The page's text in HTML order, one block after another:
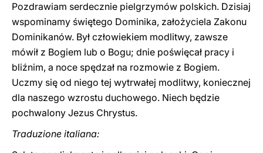
Pozdrawiam serdecznie pielgrzymów polskich. Dzisiaj
wspominamy świętego Dominika, założyciela Zakonu
Dominikanów. Był człowiekiem modlitwy, zawsze
mówił z Bogiem lub o Bogu; dnie poświęcał pracy i
bliźnim, a noce spędzał na rozmowie z Bogiem.
Uczmy się od niego tej wytrwałej modlitwy, koniecznej
dla naszego wzrostu duchowego. Niech będzie
pochwalony Jezus Chrystus.
Traduzione italiana: